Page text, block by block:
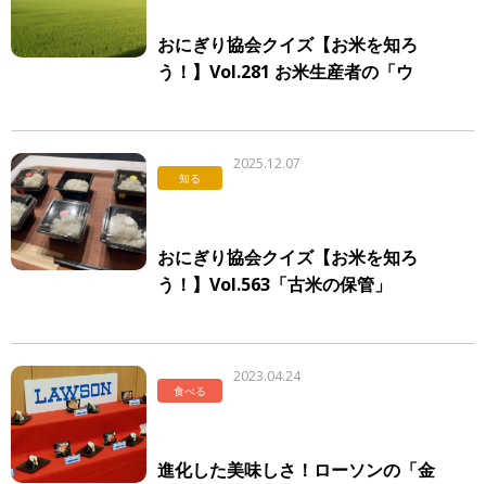
おにぎり協会クイズ【お米を知ろ
う！】Vol.281 お米生産者の「ウ
知る
2025.12.07
おにぎり協会クイズ【お米を知ろ
う！】Vol.563「古米の保管」
食べる
2023.04.24
進化した美味しさ！ローソンの「金